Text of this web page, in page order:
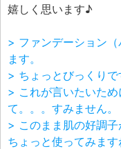
嬉しく思います♪
> ファンデーション
ます。
> ちょっとびっくりで
> これが言いたいた
て。。。すみません。
> このまま肌の好調
ちょっと使ってみます